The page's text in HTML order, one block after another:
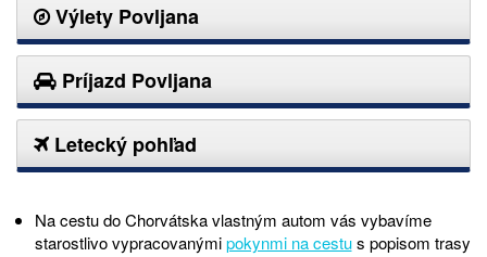
Výlety Povljana
Príjazd Povljana
Letecký pohľad
Na cestu do Chorvátska vlastným autom vás vybavíme
starostlivo vypracovanýmipokynmi na cestus popisom trasy